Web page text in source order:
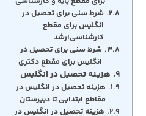
شرط سنی برای تحصیل در
انگلیس برای مقطع
کارشناسی‌ارشد
شرط سنی برای تحصیل در
انگلیس برای مقطع دکتری
هزینه تحصیل در انگلیس
هزینه تحصیل در انگلیس در
مقاطع ابتدایی تا دبیرستان
هزینه تحصیل در انگلیس در